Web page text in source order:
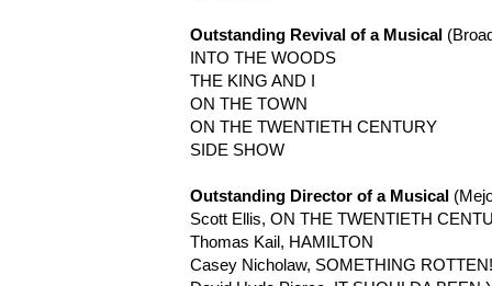
Outstanding Revival of a Musical
INTO THE WOODS
THE KING AND I
ON THE TOWN
ON THE TWENTIETH CENTURY
SIDE SHOW
Outstanding Director of a Musical
Scott Ellis, ON THE TWENTIETH
Thomas Kail, HAMILTON
Casey Nicholaw, SOMETHING ROTTEN!